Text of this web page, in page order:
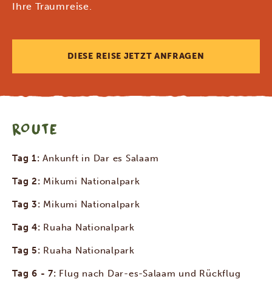
Ihre Traumreise.
DIESE REISE JETZT ANFRAGEN
ROUTE
Tag 1:Ankunft in Dar es Salaam
Tag 2: Mikumi Nationalpark
Tag 3: Mikumi Nationalpark
Tag 4: Ruaha Nationalpark
Tag 5: Ruaha Nationalpark
Tag 6 - 7: Flug nach Dar-es-Salaam und Rückflug